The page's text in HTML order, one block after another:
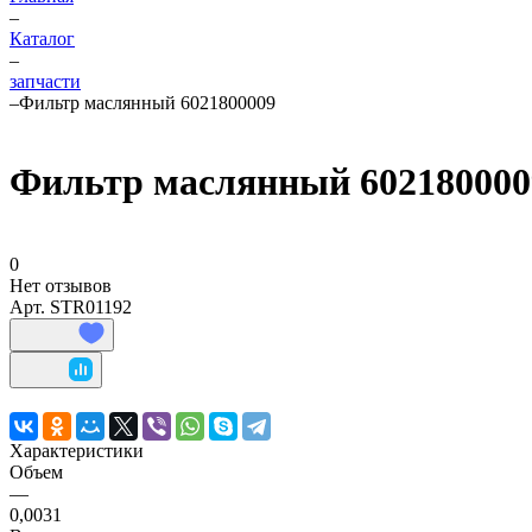
–
Каталог
–
запчасти
–Фильтр маслянный 6021800009
Фильтр маслянный
0
Нет отзывов
Арт. STR01192
Характеристики
Объем
—
0,0031